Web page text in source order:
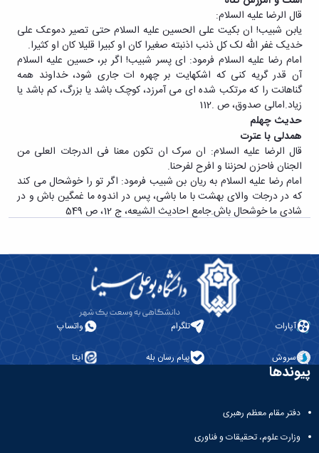
قال الرضا علیه السلام:
یابن شبیب! ان بکیت علی الحسین علیه السلام حتی تصیر دموعک علی
خدیک غفر الله لک کل ذنب اذنبته صغیرا کان او کبیرا قلیلا کان او کثیرا.
امام رضا علیه السلام فرمود: ای پسر شبیب! اگر بر، حسین علیه السلام
آن قدر گریه کنی که اشکهایت بر چهره ات جاری شود، خداوند همه
گناهانت را که مرتکب شده ای می آمرزد، کوچک باشد یا بزرگ، کم باشد یا
زیاد.امالی صدوق، ص .112
حدیث چهلم
همدلی با عترت
قال الرضا علیه السلام: ان سرک ان تکون معنا فی الدرجات العلی من
الجنان فاحزن لحزننا و افرح لفرحنا.
امام رضا علیه السلام به ریان بن شبیب فرمود: اگر تو را خوشحال می کند
که در درجات والای بهشت با ما باشی، پس در اندوه ما غمگین باش و در
شادی ما خوشحال باش.جامع احادیث الشیعه، ج 12، ص 549
آپارات تلگرام واتساپ
سروش پیام رسان بله ایتا
پیوندها
دفتر مقام معظم رهبری
وزارت علوم، تحقیقات و فناوری